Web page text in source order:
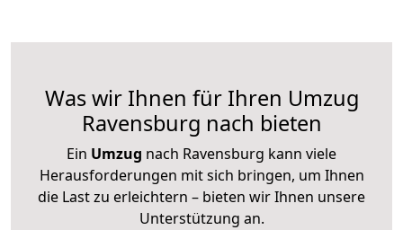
Was wir Ihnen für Ihren Umzug
Ravensburg nach bieten
Ein Umzug nach Ravensburg kann viele
Herausforderungen mit sich bringen, um Ihnen
die Last zu erleichtern – bieten wir Ihnen unsere
Unterstützung an.